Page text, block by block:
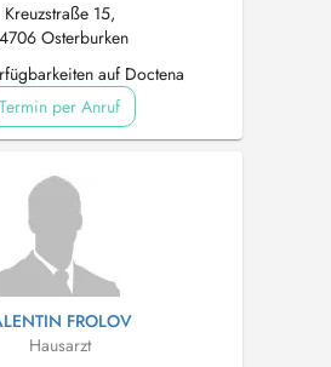
Kreuzstraße 15,
Osterburken
auf Doctena
Termin per Anruf
FROLOV
Hausarzt